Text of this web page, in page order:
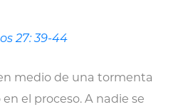
27: 39-44
medio de una tormenta
el proceso. A nadie se